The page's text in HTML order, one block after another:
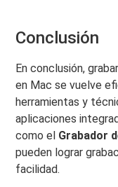
Conclusión
En conclusión,
en Mac se vuelve
herramientas y
aplicaciones
como el Grabador
pueden lograr
facilidad.